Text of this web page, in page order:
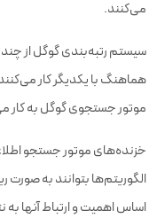
می‌کنند.
سیستم رتبه‌بندی گوگل از
هماهنگ با یکدیگر کار
موتور جستجوی گوگل به کار
خزنده‌های موتور جستجو
الگوریتم‌ها بتوانند به صورت
اساس اهمیت و ارتباط آنها به